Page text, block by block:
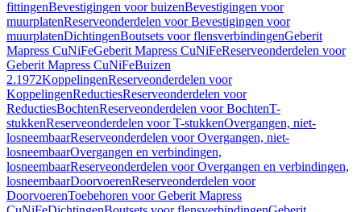
fittingenBevestigingen voor buizenBevestigingen voor
muurplatenReserveonderdelen voor Bevestigingen voor
muurplatenDichtingenBoutsets voor flensverbindingenGeberit
Mapress CuNiFeGeberit Mapress CuNiFeReserveonderdelen voor
Geberit Mapress CuNiFeBuizen
2.1972KoppelingenReserveonderdelen voor
KoppelingenReductiesReserveonderdelen voor
ReductiesBochtenReserveonderdelen voor BochtenT-
stukkenReserveonderdelen voor T-stukkenOvergangen, niet-
losneembaarReserveonderdelen voor Overgangen, niet-
losneembaarOvergangen en verbindingen,
losneembaarReserveonderdelen voor Overgangen en verbindingen,
losneembaarDoorvoerenReserveonderdelen voor
DoorvoerenToebehoren voor Geberit Mapress